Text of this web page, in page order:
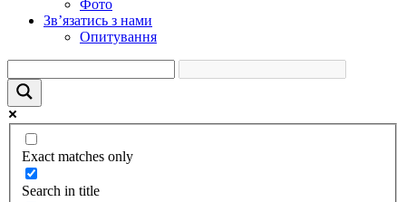
Фото
Зв’язатись з нами
Опитування
Exact matches only
Search in title